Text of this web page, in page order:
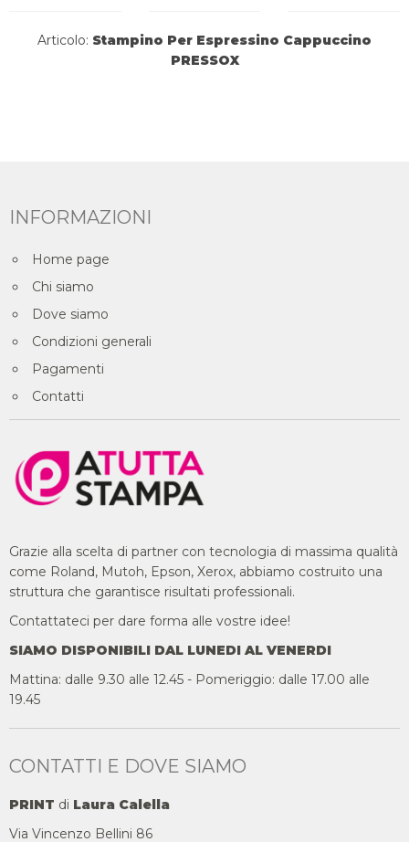
Articolo: Stampino Per Espressino Cappuccino
PRESSOX
INFORMAZIONI
Home page
Chi siamo
Dove siamo
Condizioni generali
Pagamenti
Contatti
Grazie alla scelta di partner con tecnologia di massima qualità
come Roland, Mutoh, Epson, Xerox, abbiamo costruito una
struttura che garantisce risultati professionali.
Contattateci per dare forma alle vostre idee!
SIAMO DISPONIBILI DAL LUNEDI AL VENERDI
Mattina: dalle 9.30 alle 12.45 - Pomeriggio: dalle 17.00 alle
19.45
CONTATTI E DOVE SIAMO
PRINT di Laura Calella
Via Vincenzo Bellini 86